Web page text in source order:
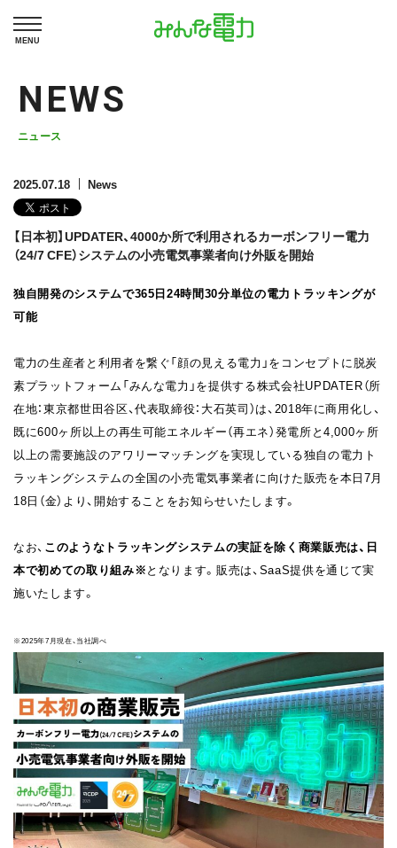
MENU
NEWS
ニュース
2025.07.18 News
【日本初】UPDATER、4000か所で利用されるカーボンフリー電力
（24/7 CFE）システムの小売電気事業者向け外販を開始
独自開発のシステムで365日24時間30分単位の電力トラッキングが
可能
電力の生産者と利用者を繋ぐ「顔の見える電力」をコンセプトに脱炭
素プラットフォーム「みんな電力」を提供する株式会社UPDATER（所
在地：東京都世田谷区、代表取締役：大石英司）は、2018年に商用化し、
既に600ヶ所以上の再生可能エネルギー（再エネ）発電所と4,000ヶ所
以上の需要施設のアワリーマッチングを実現している独自の電力ト
ラッキングシステムの全国の小売電気事業者に向けた販売を本日7月
18日（金）より、開始することをお知らせいたします。
なお、 このようなトラッキングシステムの実証を除く商業販売は、日
本で初めての取り組み※となります。販売は、SaaS提供を通じて実
施いたします。
※2025年7月現在、当社調べ